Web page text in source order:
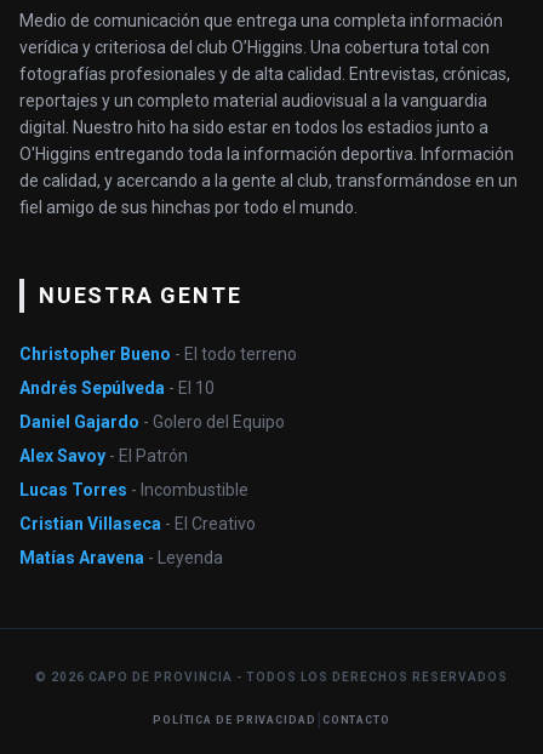
Medio de comunicación que entrega una completa información
verídica y criteriosa del club O’Higgins. Una cobertura total con
fotografías profesionales y de alta calidad. Entrevistas, crónicas,
reportajes y un completo material audiovisual a la vanguardia
digital. Nuestro hito ha sido estar en todos los estadios junto a
O'Higgins entregando toda la información deportiva. Información
de calidad, y acercando a la gente al club, transformándose en un
fiel amigo de sus hinchas por todo el mundo.
NUESTRA GENTE
Christopher Bueno - El todo terreno
Andrés Sepúlveda - El 10
Daniel Gajardo - Golero del Equipo
Alex Savoy - El Patrón
Lucas Torres - Incombustible
Cristian Villaseca - El Creativo
Matías Aravena - Leyenda
© 2026 CAPO DE PROVINCIA - TODOS LOS DERECHOS RESERVADOS
POLÍTICA DE PRIVACIDAD | CONTACTO